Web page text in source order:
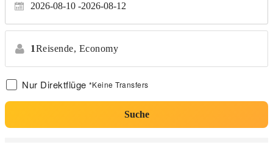
2026-08-10 2026-08-12
1Reisende, Economy
Nur Direktflüge *Keine Transfers
Suche